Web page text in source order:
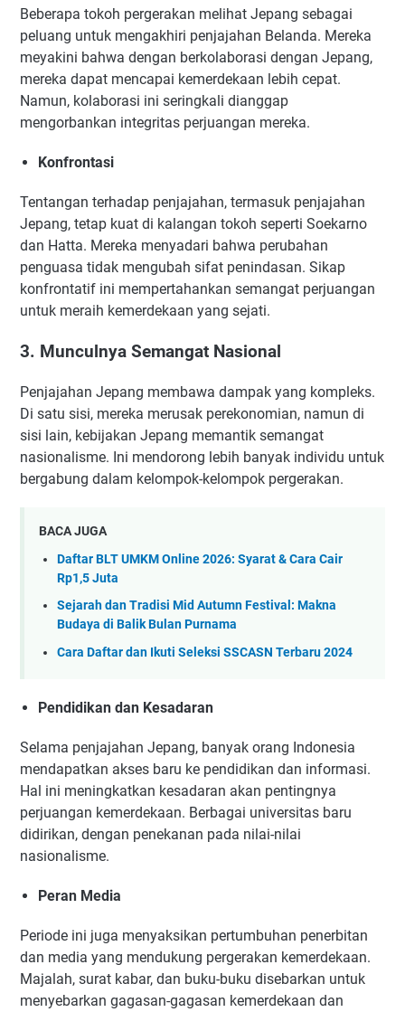
Beberapa tokoh pergerakan melihat Jepang sebagai
peluang untuk mengakhiri penjajahan Belanda. Mereka
meyakini bahwa dengan berkolaborasi dengan Jepang,
mereka dapat mencapai kemerdekaan lebih cepat.
Namun, kolaborasi ini seringkali dianggap
mengorbankan integritas perjuangan mereka.
Konfrontasi
Tentangan terhadap penjajahan, termasuk penjajahan
Jepang, tetap kuat di kalangan tokoh seperti Soekarno
dan Hatta. Mereka menyadari bahwa perubahan
penguasa tidak mengubah sifat penindasan. Sikap
konfrontatif ini mempertahankan semangat perjuangan
untuk meraih kemerdekaan yang sejati.
3. Munculnya Semangat Nasional
Penjajahan Jepang membawa dampak yang kompleks.
Di satu sisi, mereka merusak perekonomian, namun di
sisi lain, kebijakan Jepang memantik semangat
nasionalisme. Ini mendorong lebih banyak individu untuk
bergabung dalam kelompok-kelompok pergerakan.
BACA JUGA
Daftar BLT UMKM Online 2026: Syarat & Cara Cair
Rp1,5 Juta
Sejarah dan Tradisi Mid Autumn Festival: Makna
Budaya di Balik Bulan Purnama
Cara Daftar dan Ikuti Seleksi SSCASN Terbaru 2024
Pendidikan dan Kesadaran
Selama penjajahan Jepang, banyak orang Indonesia
mendapatkan akses baru ke pendidikan dan informasi.
Hal ini meningkatkan kesadaran akan pentingnya
perjuangan kemerdekaan. Berbagai universitas baru
didirikan, dengan penekanan pada nilai-nilai
nasionalisme.
Peran Media
Periode ini juga menyaksikan pertumbuhan penerbitan
dan media yang mendukung pergerakan kemerdekaan.
Majalah, surat kabar, dan buku-buku disebarkan untuk
menyebarkan gagasan-gagasan kemerdekaan dan